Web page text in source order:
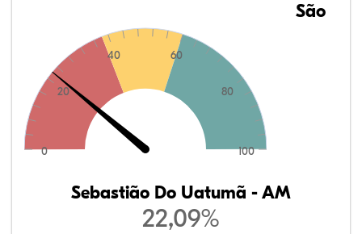
0
20
40 60
80
100
São
Sebastião Do Uatumã - AM
22,09%